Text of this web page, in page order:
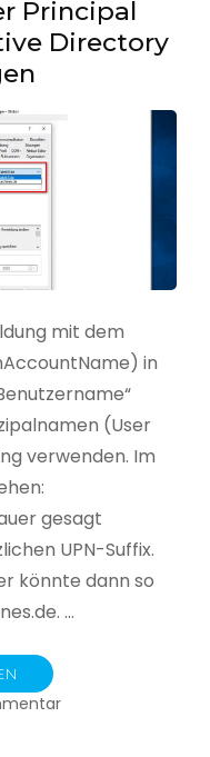
Principal
Directory
mit dem
in
(User
verwenden. Im
gesagt
UPN-Suffix.
könnte dann so
…
zu